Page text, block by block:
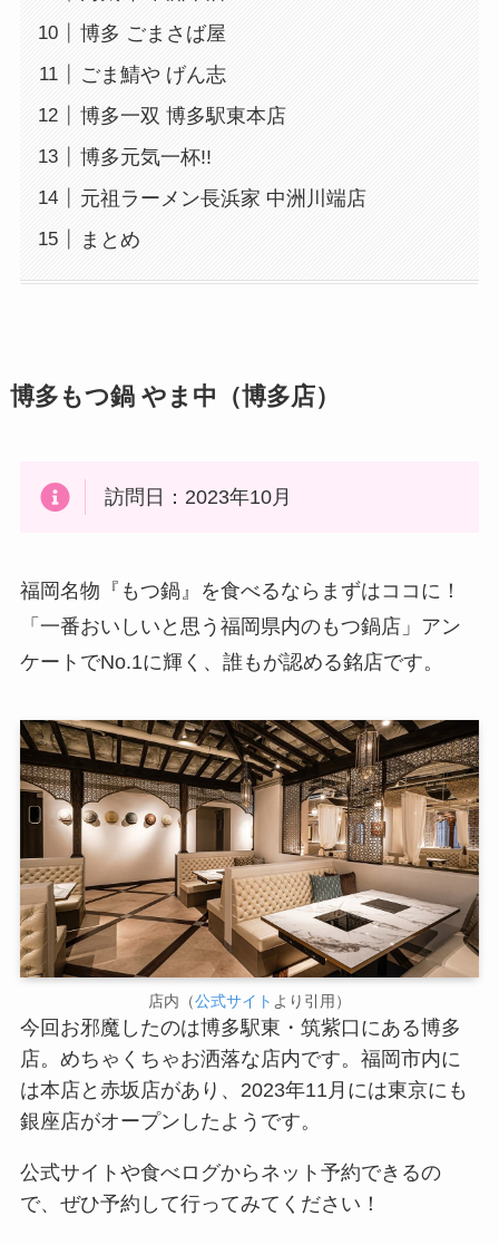
博多 ごまさば屋
ごま鯖や げん志
博多一双 博多駅東本店
博多元気一杯!!
元祖ラーメン長浜家 中洲川端店
まとめ
博多もつ鍋 やま中（博多店）
訪問日：2023年10月
福岡名物『もつ鍋』を食べるならまずはココに！
「一番おいしいと思う福岡県内のもつ鍋店」アン
ケートでNo.1に輝く、誰もが認める銘店です。
店内（公式サイト より引用）
今回お邪魔したのは博多駅東・筑紫口にある博多
店。めちゃくちゃお洒落な店内です。福岡市内に
は本店と赤坂店があり、2023年11月には東京にも
銀座店がオープンしたようです。
公式サイトや食べログからネット予約できるの
で、ぜひ予約して行ってみてください！